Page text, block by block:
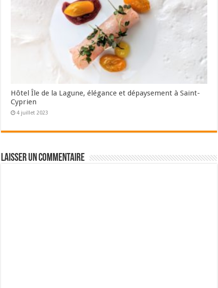
Hôtel Île de la Lagune, élégance et dépaysement à Saint-
Cyprien
4 juillet 2023
Laisser un commentaire